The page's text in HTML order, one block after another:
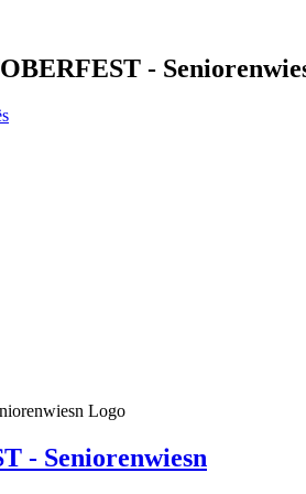
-
- Seniorenwiesn